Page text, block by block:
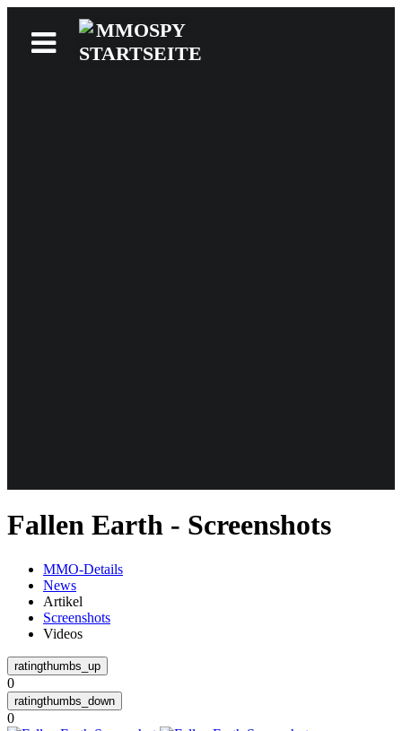
Fallen Earth - Screenshots
MMO-Details
News
Artikel
Screenshots
Videos
0
0